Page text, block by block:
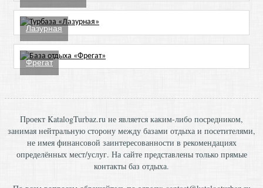
Лазурная
Фрегат
Проект KatalogTurbaz.ru не является каким-либо посредником,
занимая нейтральную сторону между базами отдыха и посетителями,
не имея финансовой заинтересованности в рекомендациях
определённых мест/услуг. На сайте представлены только прямые
контакты баз отдыха.